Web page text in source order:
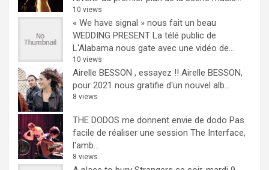
10 views
« We have signal » nous fait un beau
WEDDING PRESENT La télé public de
L'Alabama nous gate avec une vidéo de...
10 views
Airelle BESSON , essayez !! Airelle BESSON,
pour 2021 nous gratifie d'un nouvel alb...
8 views
THE DODOS me donnent envie de dodo Pas
facile de réaliser une session The Interface,
l'amb...
8 views